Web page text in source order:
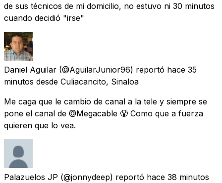
de sus técnicos de mi domicilio, no estuvo ni 30 minutos
cuando decidió "irse"
Daniel Aguilar (@AguilarJunior96) reportó hace 35
minutos desde Culiacancito, Sinaloa
Me caga que le cambio de canal a la tele y siempre se
pone el canal de @Megacable 😤 Como que a fuerza
quieren que lo vea.
Palazuelos JP (@jonnydeep) reportó hace 38 minutos